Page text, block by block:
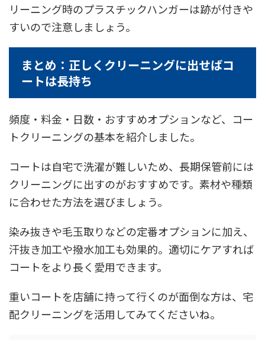
リーニング時のプラスチックハンガーは跡が付きや
すいので注意しましょう。
まとめ：正しくクリーニングに出せばコ
ートは長持ち
頻度・料金・日数・おすすめオプションなど、コー
トクリーニングの基本を紹介しました。
コートは自宅で洗濯が難しいため、長期保管前には
クリーニングに出すのがおすすめです。素材や種類
に合わせた方法を選びましょう。
染み抜きや毛玉取りなどの定番オプションに加え、
汗抜き加工や撥水加工も効果的。適切にケアすれば
コートをより長く愛用できます。
重いコートを店舗に持って行くのが面倒な方は、宅
配クリーニングを活用してみてくださいね。